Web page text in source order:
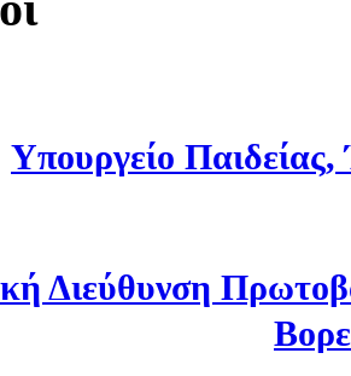
Υπουργείο
Διεύθυνση